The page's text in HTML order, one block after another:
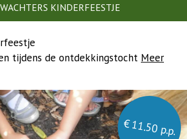
KINDERFEESTJE
tijdens de ontdekkingstocht Meer
€ 11.50 p.p.